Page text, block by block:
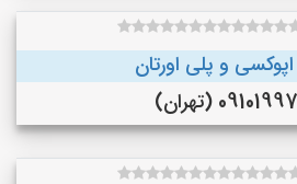
و پلی اورتان
(تهران)